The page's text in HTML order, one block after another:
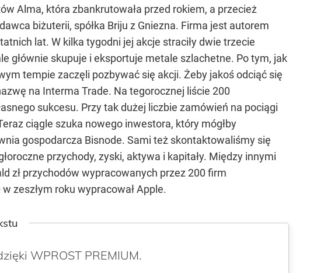
Alma, która zbankrutowała przed rokiem, a przecież
biżuterii, spółka Briju z Gniezna. Firma jest autorem
lat. W kilka tygodni jej akcje straciły dwie trzecie
głównie skupuje i eksportuje metale szlachetne. Po tym, jak
tempie zaczęli pozbywać się akcji. Żeby jakoś odciąć się
na Interma Trade. Na tegorocznej liście 200
sukcesu. Przy tak dużej liczbie zamówień na pociągi
ciągle szuka nowego inwestora, który mógłby
gospodarcza Bisnode. Sami też skontaktowaliśmy się
przychody, zyski, aktywa i kapitały. Między innymi
zł przychodów wypracowanych przez 200 firm
zeszłym roku wypracował Apple.
WPROST PREMIUM.